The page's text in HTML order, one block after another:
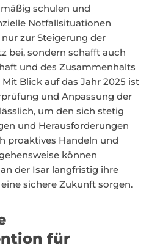
schulen und
Notfallsituationen
zur Steigerung der
bei, sondern schafft auch
und des Zusammenhalts
Blick auf das Jahr 2025 ist
und Anpassung der
um den sich stetig
und Herausforderungen
proaktives Handeln und
können
der Isar langfristig ihre
sichere Zukunft sorgen.
für